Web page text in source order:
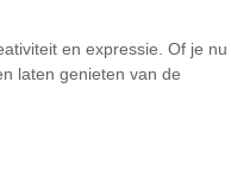
en expressie. Of je nu
laten genieten van de